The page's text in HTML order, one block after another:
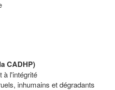
CADHP)
à l'intégrité
inhumains et dégradants